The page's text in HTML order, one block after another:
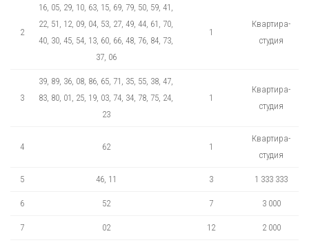
2
16, 05, 29, 10, 63, 15, 69, 79, 50, 59, 41,
22, 51, 12, 09, 04, 53, 27, 49, 44, 61, 70,
40, 30, 45, 54, 13, 60, 66, 48, 76, 84, 73,
37, 06
1
Квартира-
студия
3
39, 89, 36, 08, 86, 65, 71, 35, 55, 38, 47,
83, 80, 01, 25, 19, 03, 74, 34, 78, 75, 24,
23
1
Квартира-
студия
4 62 1
Квартира-
студия
5 46, 11 3 1 333 333
6 52 7 3 000
7 02 12 2 000